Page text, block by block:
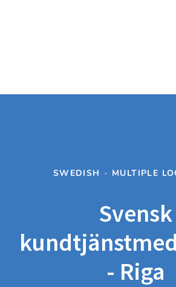
SWEDISH · MULTIPLE
Svensk
- Riga